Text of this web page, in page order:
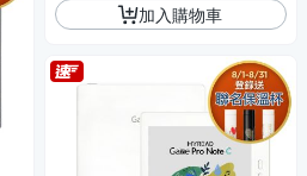
加入購物車